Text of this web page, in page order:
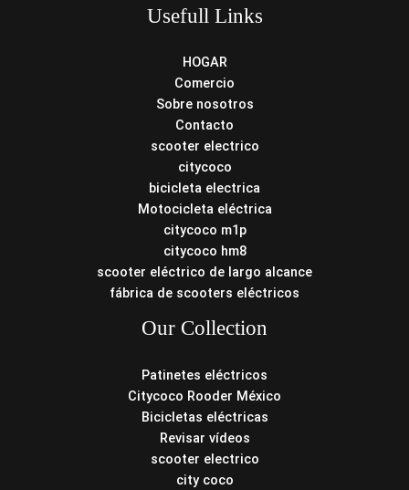
Usefull Links
HOGAR
Comercio
Sobre nosotros
Contacto
scooter electrico
citycoco
bicicleta electrica
Motocicleta eléctrica
citycoco m1p
citycoco hm8
scooter eléctrico de largo alcance
fábrica de scooters eléctricos
Our Collection
Patinetes eléctricos
Citycoco Rooder México
Bicicletas eléctricas
Revisar vídeos
scooter electrico
city coco